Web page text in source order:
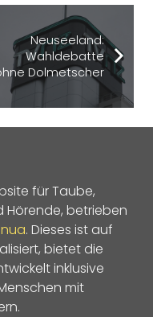
Neuseeland:
Wahldebatte
Dolmetscher
für Taube,
Hörende, betrieben
. Dieses ist auf
bietet die
inklusive
mit